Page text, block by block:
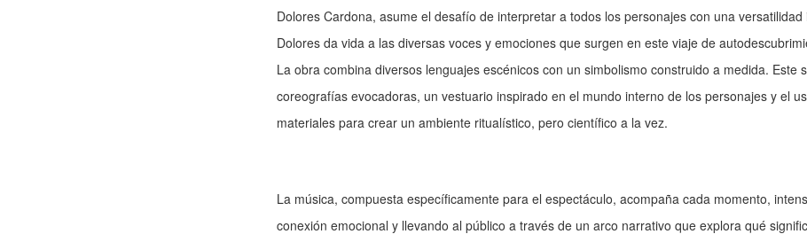
Dolores Cardona, asume el desafío de interpretar a todos los personajes con una versatilidad
Dolores da vida a las diversas voces y emociones que surgen en este viaje de
La obra combina diversos lenguajes escénicos con un simbolismo construido a medida. Este
coreografías evocadoras, un vestuario inspirado en el mundo interno de los personajes y el
materiales para crear un ambiente ritualístico, pero científico a la vez.
La música, compuesta específicamente para el espectáculo, acompaña cada momento,
conexión emocional y llevando al público a través de un arco narrativo que explora qué